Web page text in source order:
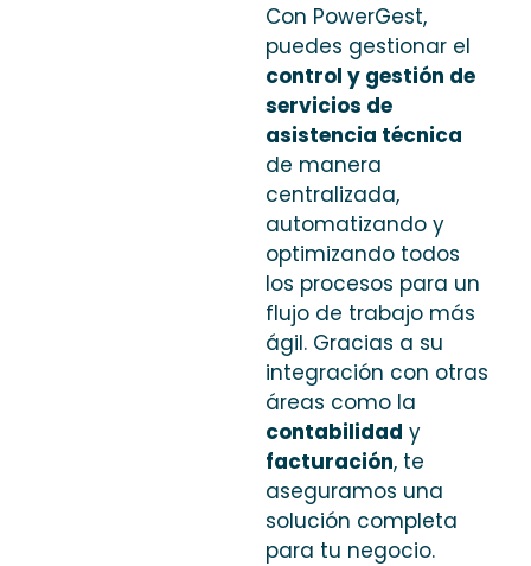
Con PowerGest,
puedes gestionar el
control y gestión de
servicios de
asistencia técnica
de manera
centralizada,
automatizando y
optimizando todos
los procesos para un
flujo de trabajo más
ágil. Gracias a su
integración con otras
áreas como la
contabilidad y
facturación, te
aseguramos una
solución completa
para tu negocio.